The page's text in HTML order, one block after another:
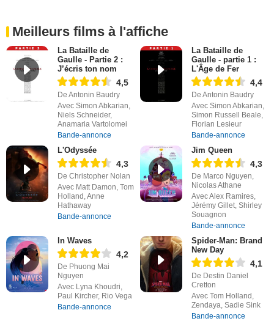
Meilleurs films à l'affiche
La Bataille de
Gaulle - Partie 2 :
J’écris ton nom
4,5
De Antonin Baudry
Avec Simon Abkarian,
Niels Schneider,
Anamaria Vartolomei
Bande-annonce
La Bataille de
Gaulle - partie 1 :
L'Âge de Fer
4,4
De Antonin Baudry
Avec Simon Abkarian,
Simon Russell Beale,
Florian Lesieur
Bande-annonce
L'Odyssée
4,3
De Christopher Nolan
Avec Matt Damon, Tom
Holland, Anne
Hathaway
Bande-annonce
Jim Queen
4,3
De Marco Nguyen,
Nicolas Athane
Avec Alex Ramires,
Jérémy Gillet, Shirley
Souagnon
Bande-annonce
In Waves
4,2
De Phuong Mai
Nguyen
Avec Lyna Khoudri,
Paul Kircher, Rio Vega
Bande-annonce
Spider-Man: Brand
New Day
4,1
De Destin Daniel
Cretton
Avec Tom Holland,
Zendaya, Sadie Sink
Bande-annonce